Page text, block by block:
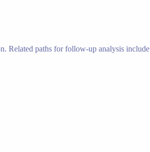
Related paths for follow-up analysis include